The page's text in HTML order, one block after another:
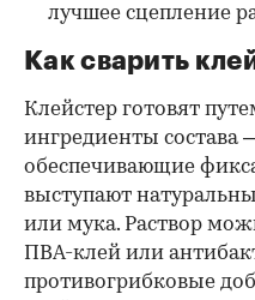
лучшее сцепление
Как сварить
Клейстер готовят
ингредиенты состава
обеспечивающие
выступают
или мука. Раствор
ПВА-клей или
противогрибковые